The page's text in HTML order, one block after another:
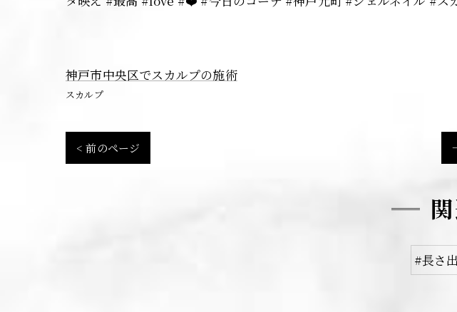
神戸市中央区でスカルプの施術
スカルプ
< 前のページ
#長さ